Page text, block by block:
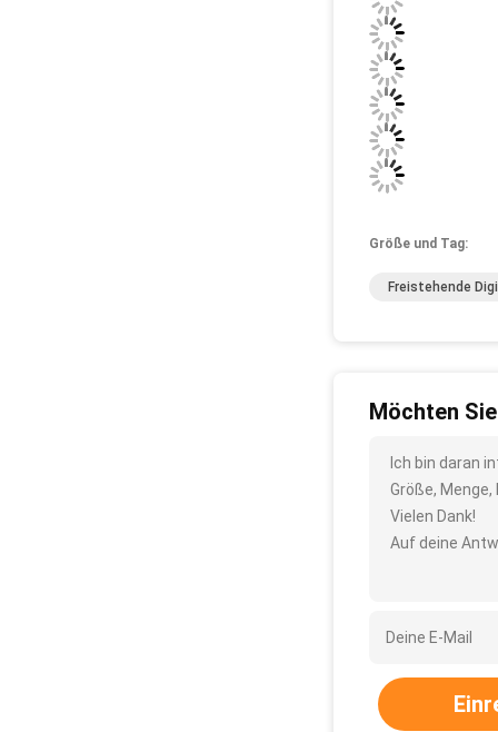
Größe und Tag:
Freistehende
Möchten
Ich bin daran
Größe,
Vielen Dank!
Auf deine